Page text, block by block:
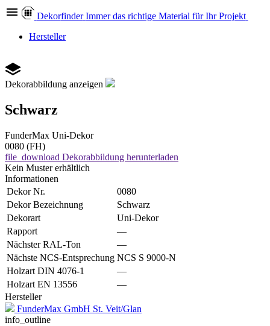
Dekorfinder Immer das richtige Material für Ihr Projekt
Hersteller
Dekorabbildung anzeigen
Schwarz
FunderMax Uni-Dekor
0080 (FH)
file_download Dekorabbildung herunterladen
Kein Muster erhältlich
Informationen
Dekor Nr.
0080
Dekor Bezeichnung
Schwarz
Dekorart
Uni-Dekor
Rapport
—
Nächster RAL-Ton
—
Nächste NCS-Entsprechung NCS S 9000-N
Holzart DIN 4076-1
—
Holzart EN 13556
—
Hersteller
FunderMax GmbH St. Veit/Glan
info_outline